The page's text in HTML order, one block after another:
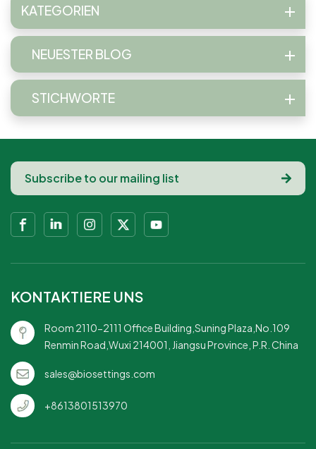
KATEGORIEN
NEUESTER BLOG
STICHWORTE
KONTAKTIERE UNS
Room 2110-2111 Office Building,Suning Plaza,No.109
Renmin Road,Wuxi 214001, Jiangsu Province, P.R. China
sales@biosettings.com
+8613801513970